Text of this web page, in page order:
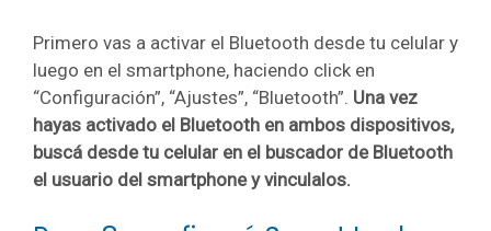
Primero vas a activar el Bluetooth desde tu celular y
luego en el smartphone, haciendo click en
“Configuración”, “Ajustes”, “Bluetooth”. Una vez
hayas activado el Bluetooth en ambos dispositivos,
buscá desde tu celular en el buscador de Bluetooth
el usuario del smartphone y vinculalos.